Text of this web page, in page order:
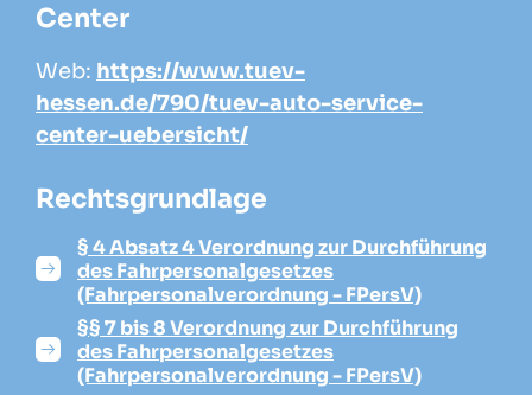
Center
Web: https://www.tuev-
hessen.de/790/tuev-auto-service-
center-uebersicht/
Rechtsgrundlage
§ 4 Absatz 4 Verordnung zur Durchführung
des Fahrpersonalgesetzes
(Fahrpersonalverordnung - FPersV)
§§ 7 bis 8 Verordnung zur Durchführung
des Fahrpersonalgesetzes
(Fahrpersonalverordnung - FPersV)